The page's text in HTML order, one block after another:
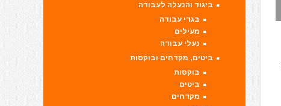
ביגוד והנעלה לעבודה
בגדי עבודה
מעילים
נעלי עבודה
ביטים, מקדחים ובוקסות
בוקסות
ביטים
מקדחים